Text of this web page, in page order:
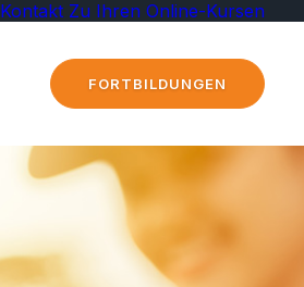
Kontakt Zu Ihren Online-Kursen
FORTBILDUNGEN